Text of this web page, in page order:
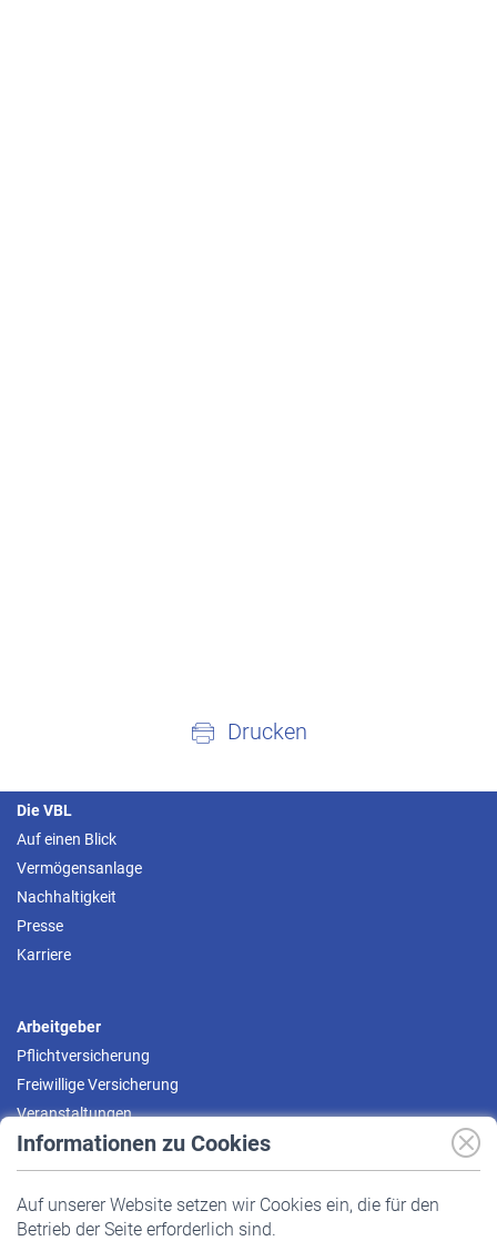
Informationen zu Cookies
Auf unserer Website setzen wir Cookies ein, die für den
Betrieb der Seite erforderlich sind.
Drucken
Die VBL
Auf einen Blick
Vermögensanlage
Nachhaltigkeit
Presse
Karriere
Arbeitgeber
Pflichtversicherung
Freiwillige Versicherung
Veranstaltungen
Pflichtversicherung